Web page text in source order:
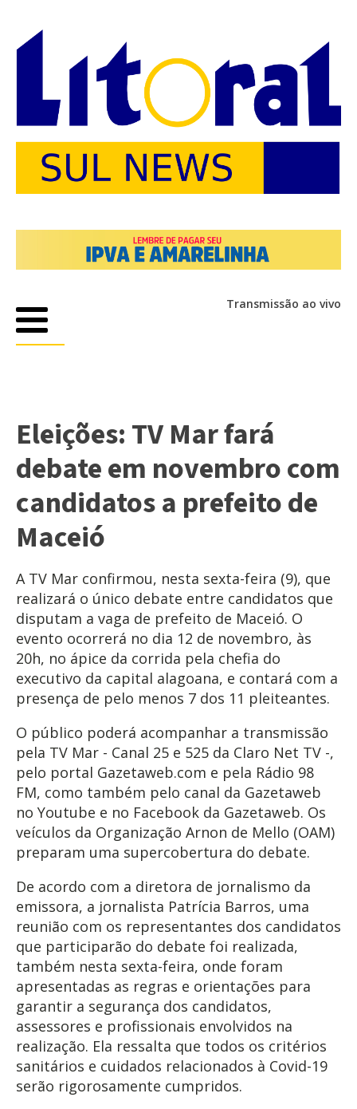
Transmissão ao vivo
Eleições: TV Mar fará
debate em novembro com
candidatos a prefeito de
Maceió
A TV Mar confirmou, nesta sexta-feira (9), que
realizará o único debate entre candidatos que
disputam a vaga de prefeito de Maceió. O
evento ocorrerá no dia 12 de novembro, às
20h, no ápice da corrida pela chefia do
executivo da capital alagoana, e contará com a
presença de pelo menos 7 dos 11 pleiteantes.
O público poderá acompanhar a transmissão
pela TV Mar - Canal 25 e 525 da Claro Net TV -,
pelo portal Gazetaweb.com e pela Rádio 98
FM, como também pelo canal da Gazetaweb
no Youtube e no Facebook da Gazetaweb. Os
veículos da Organização Arnon de Mello (OAM)
preparam uma supercobertura do debate.
De acordo com a diretora de jornalismo da
emissora, a jornalista Patrícia Barros, uma
reunião com os representantes dos candidatos
que participarão do debate foi realizada,
também nesta sexta-feira, onde foram
apresentadas as regras e orientações para
garantir a segurança dos candidatos,
assessores e profissionais envolvidos na
realização. Ela ressalta que todos os critérios
sanitários e cuidados relacionados à Covid-19
serão rigorosamente cumpridos.